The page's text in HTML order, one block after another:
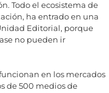
Todo el ecosistema de
ha entrado en una
Editorial, porque
no pueden ir
en los mercados
de 500 medios de